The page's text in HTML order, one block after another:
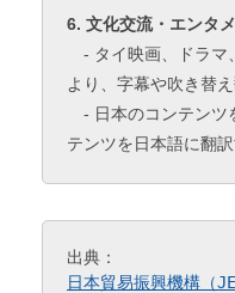
6. 文化交流・エンタメ
- タイ映画、ドラマ
より、字幕や吹き替
- 日本のコンテンツ
テンツを日本語に翻
出典：
日本貿易振興機構（